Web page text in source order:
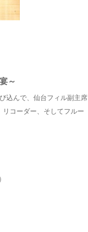
～
込んで、仙台フィル副主席
コーダー、そしてフルー